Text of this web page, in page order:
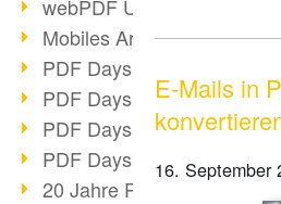
webPDF Update 8.0.0.2531
Mobiles Arbeiten mit PDF
PDF Days 2022
PDF Days 2022
PDF Days 2022
PDF Days Europe 2022
20 Jahre PDF/X (Teil 3)
E-Mails in
16. September